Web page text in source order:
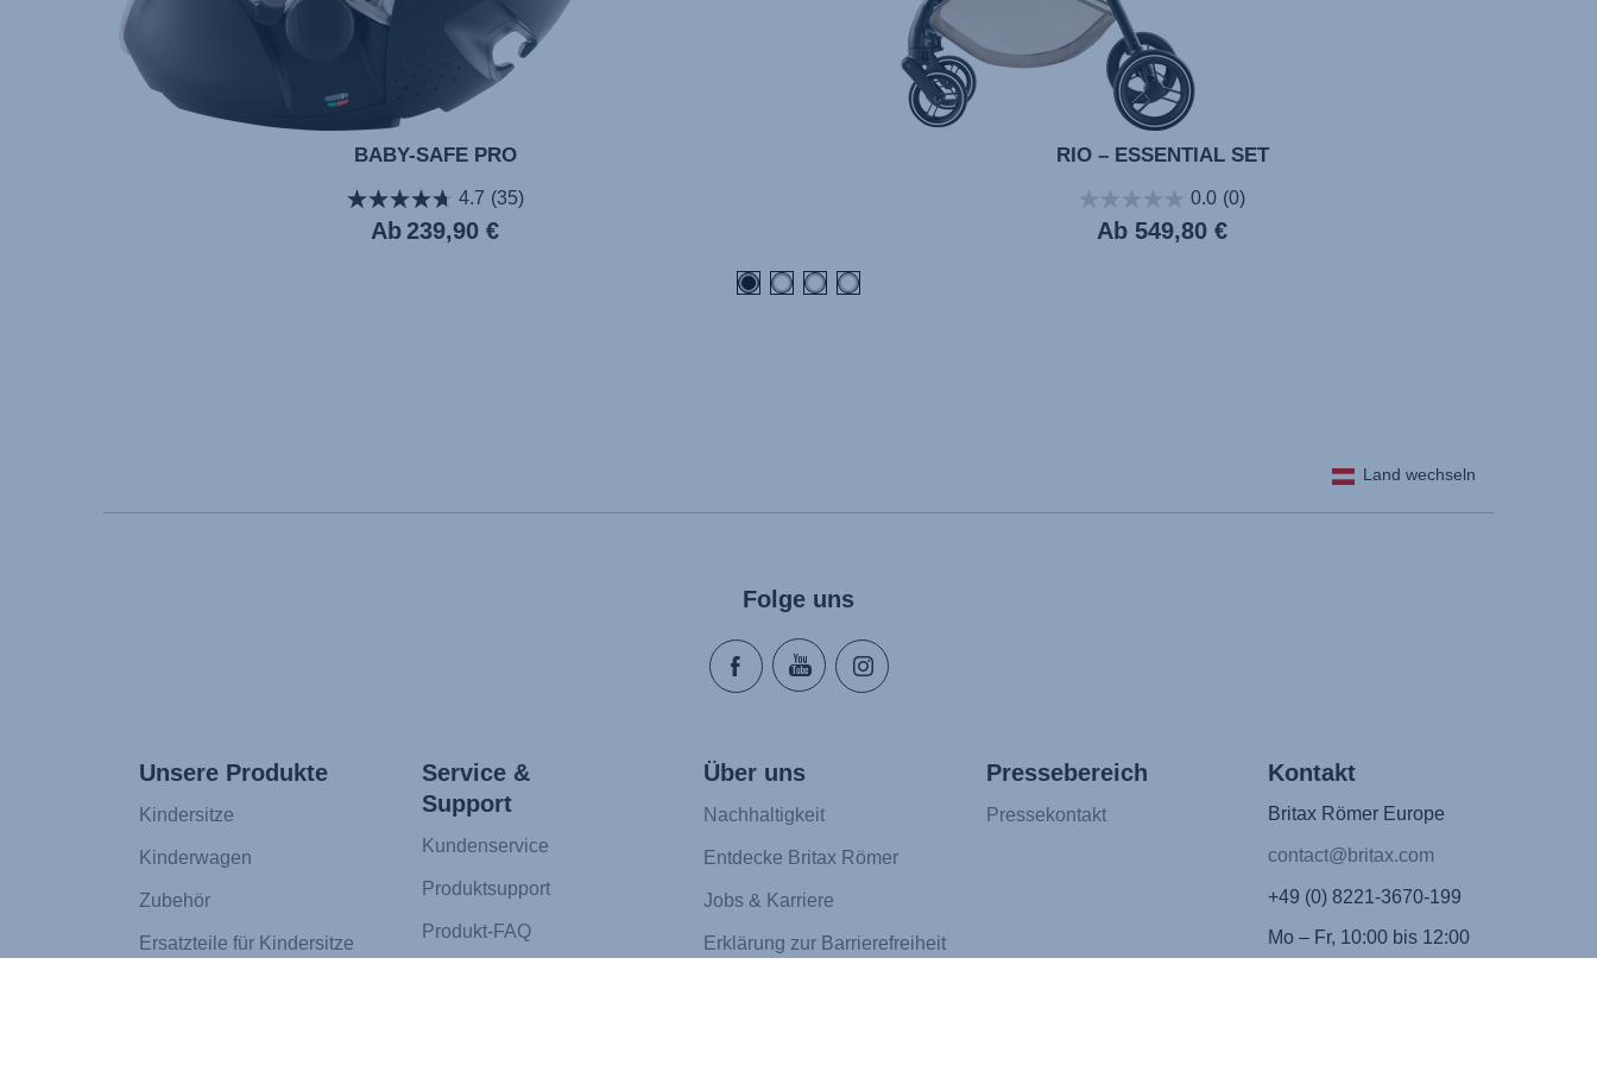
BABY-SAFE PRO
4.7 (35)
Ab239,90 €
RIO – ESSENTIAL SET
0.0 (0)
Ab 549,80 €
Land wechseln
Folge uns
Unsere Produkte
Kindersitze
Kinderwagen
Zubehör
Ersatzteile für Kindersitze
Service &
Support
Kundenservice
Produktsupport
Produkt-FAQ
Über uns
Nachhaltigkeit
Entdecke Britax Römer
Jobs & Karriere
Erklärung zur Barrierefreiheit
Pressebereich
Pressekontakt
Kontakt
Britax Römer Europe
contact@britax.com
+49 (0) 8221-3670-199
Mo – Fr, 10:00 bis 12:00